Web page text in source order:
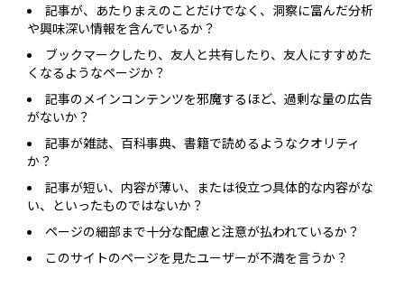
記事が、あたりまえのことだけでなく、洞察に富んだ分析
や興味深い情報を含んでいるか？
ブックマークしたり、友人と共有したり、友人にすすめた
くなるようなページか？
記事のメインコンテンツを邪魔するほど、過剰な量の広告
がないか？
記事が雑誌、百科事典、書籍で読めるようなクオリティ
か？
記事が短い、内容が薄い、または役立つ具体的な内容がな
い、といったものではないか？
ページの細部まで十分な配慮と注意が払われているか？
このサイトのページを見たユーザーが不満を言うか？